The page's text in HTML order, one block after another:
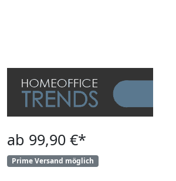
ab 99,90 €*
Prime Versand möglich